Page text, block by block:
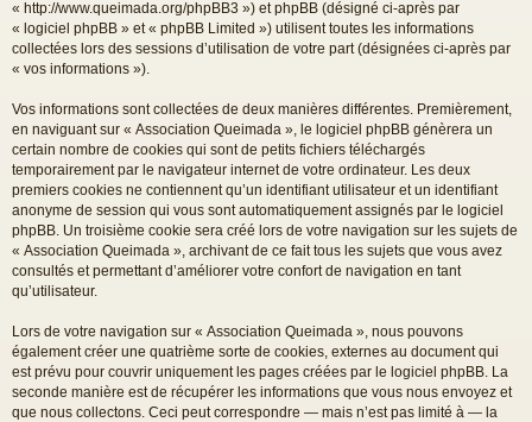
« http://www.queimada.org/phpBB3 ») et phpBB (désigné ci-après par
« logiciel phpBB » et « phpBB Limited ») utilisent toutes les informations
collectées lors des sessions d’utilisation de votre part (désignées ci-après par
« vos informations »).
Vos informations sont collectées de deux manières différentes. Premièrement,
en naviguant sur « Association Queimada », le logiciel phpBB génèrera un
certain nombre de cookies qui sont de petits fichiers téléchargés
temporairement par le navigateur internet de votre ordinateur. Les deux
premiers cookies ne contiennent qu’un identifiant utilisateur et un identifiant
anonyme de session qui vous sont automatiquement assignés par le logiciel
phpBB. Un troisième cookie sera créé lors de votre navigation sur les sujets de
« Association Queimada », archivant de ce fait tous les sujets que vous avez
consultés et permettant d’améliorer votre confort de navigation en tant
qu’utilisateur.
Lors de votre navigation sur « Association Queimada », nous pouvons
également créer une quatrième sorte de cookies, externes au document qui
est prévu pour couvrir uniquement les pages créées par le logiciel phpBB. La
seconde manière est de récupérer les informations que vous nous envoyez et
que nous collectons. Ceci peut correspondre — mais n’est pas limité à — la